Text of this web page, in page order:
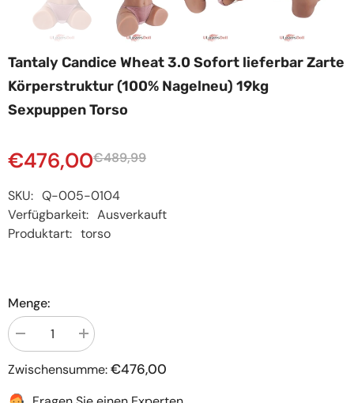
Tantaly Candice Wheat 3.0 Sofort lieferbar Zarte
Körperstruktur (100% Nagelneu) 19kg
Sexpuppen Torso
€489,99
€476,00
SKU: Q-005-0104
Verfügbarkeit: Ausverkauft
Produktart: torso
Menge:
verringern
für
Tantaly
Wheat
Menge
erhöhen
Tantaly
Wheat
Zwischensumme:€476,00